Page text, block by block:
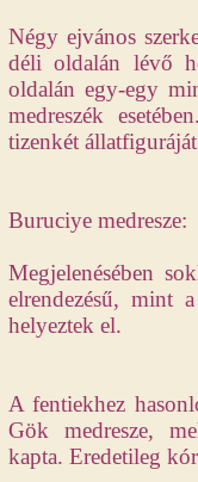
Négy ejvános
déli oldalán lévő
oldalán egy-egy
medreszék
tizenkét
Buruciye medresze:
Megjelenésében
elrendezésű, mint
helyeztek el.
A fentiekhez
Gök medresze,
kapta. Eredetileg